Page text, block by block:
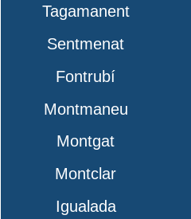
Tagamanent
Sentmenat
Fontrubí
Montmaneu
Montgat
Montclar
Igualada